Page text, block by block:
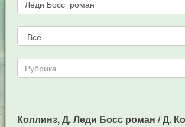
Коллинз, Д. Леди Босс роман / Д.